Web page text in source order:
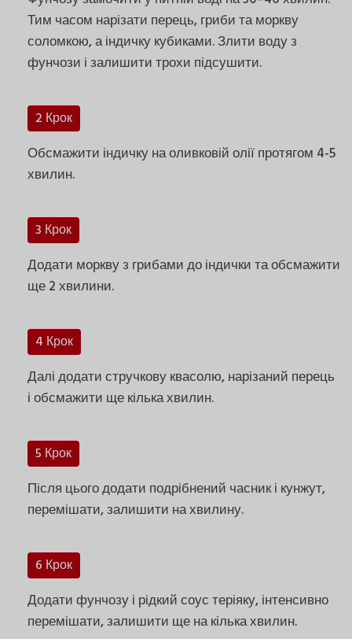
Тим часом нарізати перець, гриби та моркву
соломкою, а індичку кубиками. Злити воду з
фунчози і залишити трохи підсушити.
2 Крок
Обсмажити індичку на оливковій олії протягом 4-5
хвилин.
3 Крок
Додати моркву з грибами до індички та обсмажити
ще 2 хвилини.
4 Крок
Далі додати стручкову квасолю, нарізаний перець
і обсмажити ще кілька хвилин.
5 Крок
Після цього додати подрібнений часник і кунжут,
перемішати, залишити на хвилину.
6 Крок
Додати фунчозу і рідкий соус теріяку, інтенсивно
перемішати, залишити ще на кілька хвилин.